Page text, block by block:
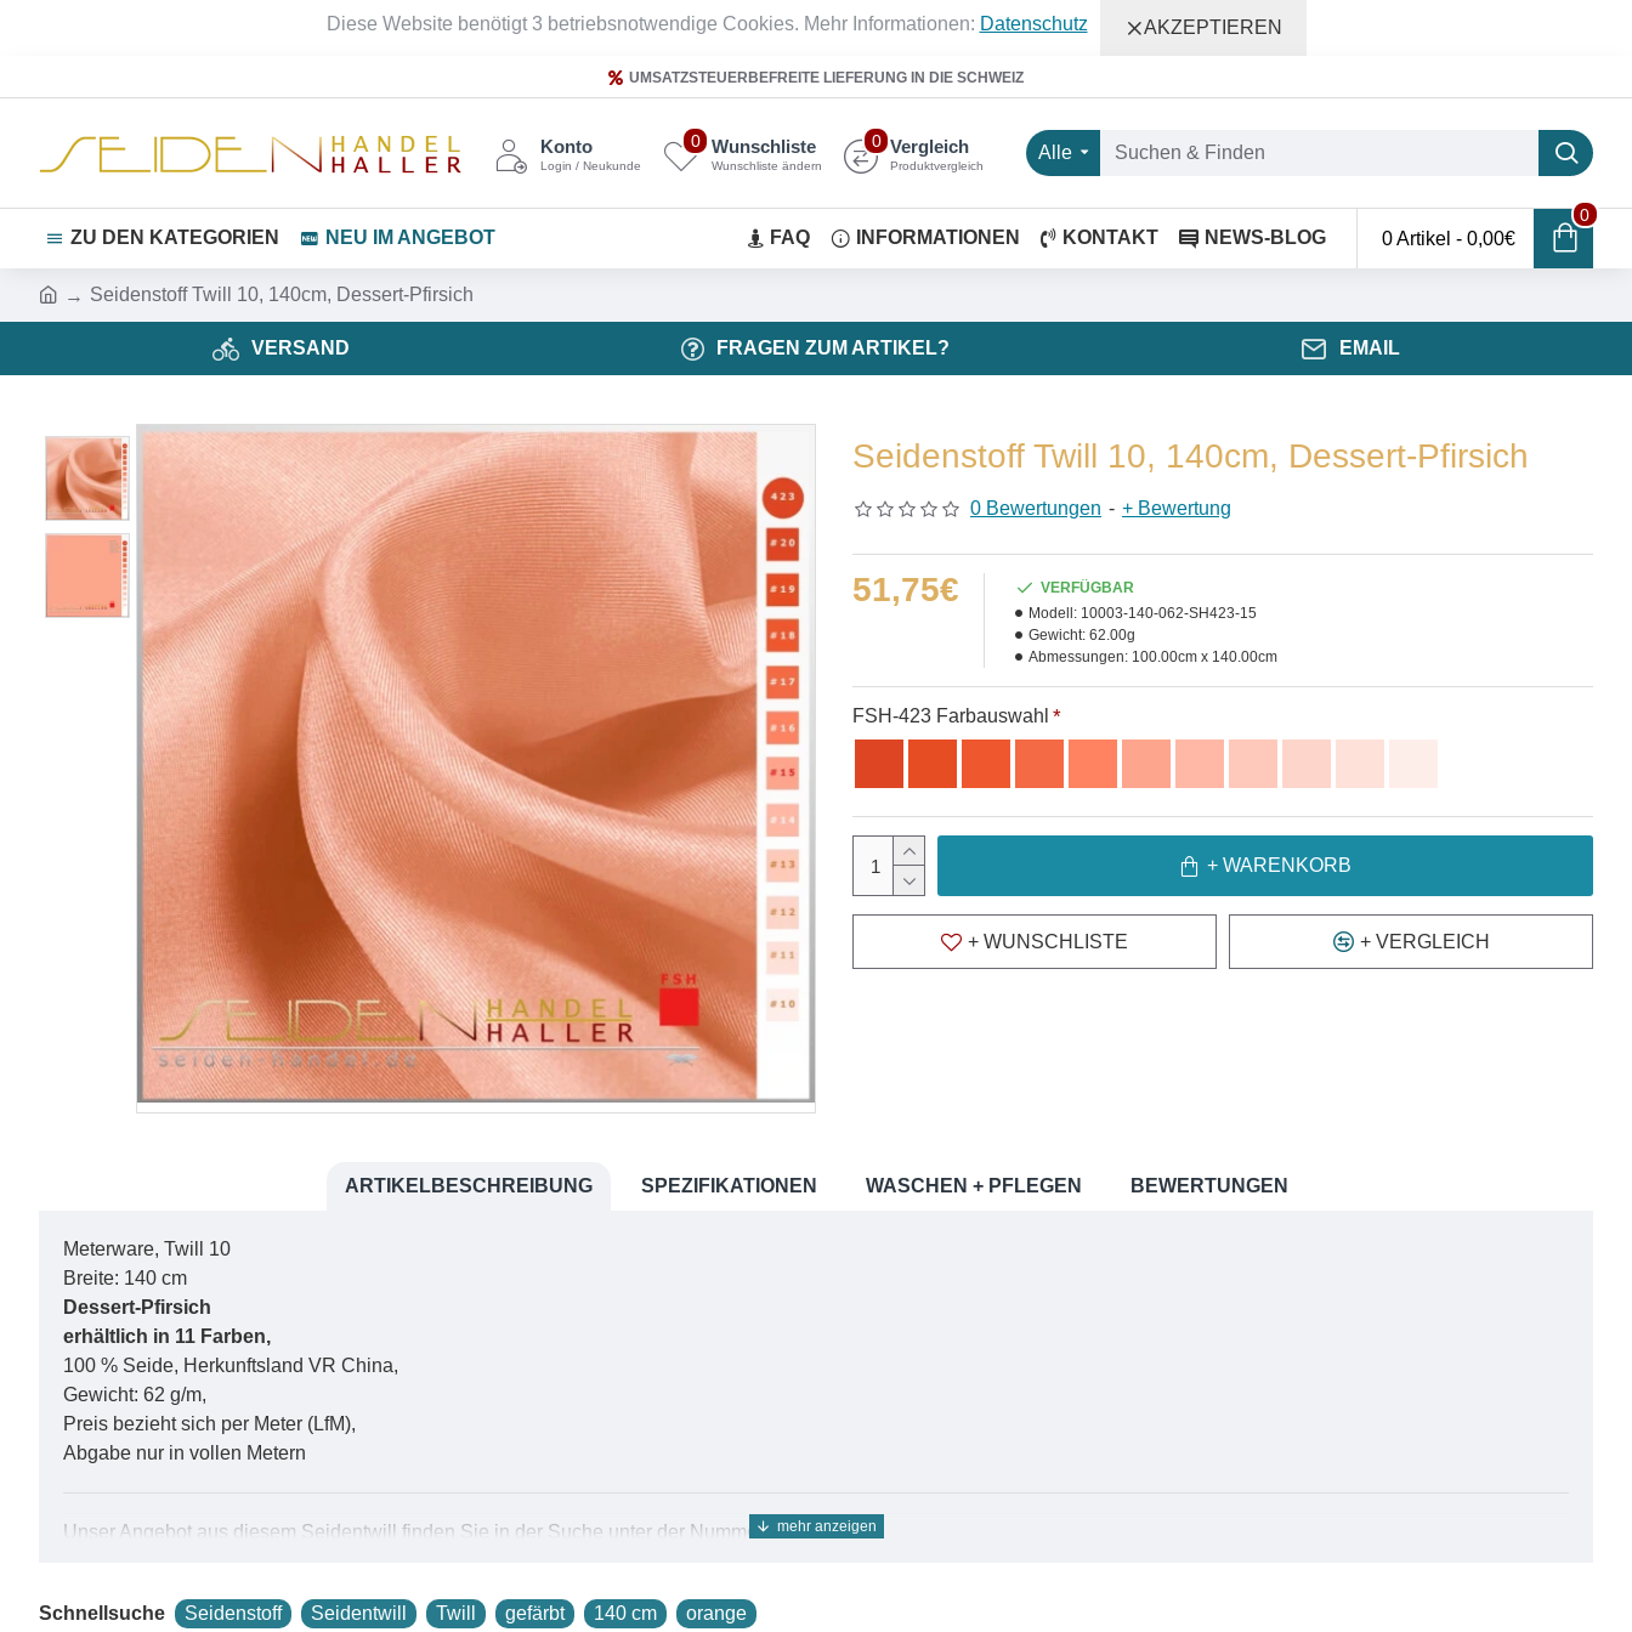
Diese Website benötigt 3 betriebsnotwendige Cookies. Mehr Informationen: Datenschutz AKZEPTIEREN
UMSATZSTEUERBEFREITE LIEFERUNG IN DIE SCHWEIZ
Alle
Konto
Login / Neukunde
Wunschliste
Wunschliste ändern
0 Vergleich
Produktvergleich
0
ZU DEN KATEGORIEN NEU IM ANGEBOT FAQ INFORMATIONEN KONTAKT NEWS-BLOG 0 Artikel - 0,00€
0
Seidenstoff Twill 10, 140cm, Dessert-Pfirsich
VERSAND FRAGEN ZUM ARTIKEL? EMAIL
Seidenstoff Twill 10, 140cm, Dessert-Pfirsich
0 Bewertungen - + Bewertung
51,75€
VERFÜGBAR
Modell: 10003-140-062-SH423-15
Gewicht: 62.00g
Abmessungen: 100.00cm x 140.00cm
FSH-423 Farbauswahl
+ WARENKORB
+ WUNSCHLISTE + VERGLEICH
ARTIKELBESCHREIBUNG SPEZIFIKATIONEN WASCHEN + PFLEGEN BEWERTUNGEN
Meterware, Twill 10
Breite: 140 cm
Dessert-Pfirsich
erhältlich in 11 Farben,
100 % Seide, Herkunftsland VR China,
Gewicht: 62 g/m,
Preis bezieht sich per Meter (LfM),
Abgabe nur in vollen Metern
Unser Angebot aus diesem Seidentwill finden Sie in der Suche unter der Nummer 10003.
Bitte wählen Sie eine Farbe aus, um den Artikel in den Warenkorb zu legen.
Schnellsuche Seidenstoff Seidentwill Twill gefärbt 140 cm orange